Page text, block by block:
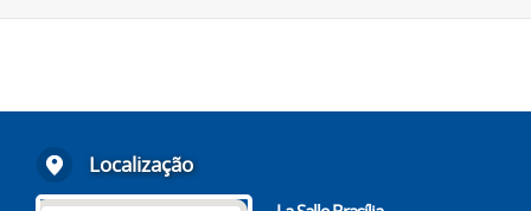
Localização